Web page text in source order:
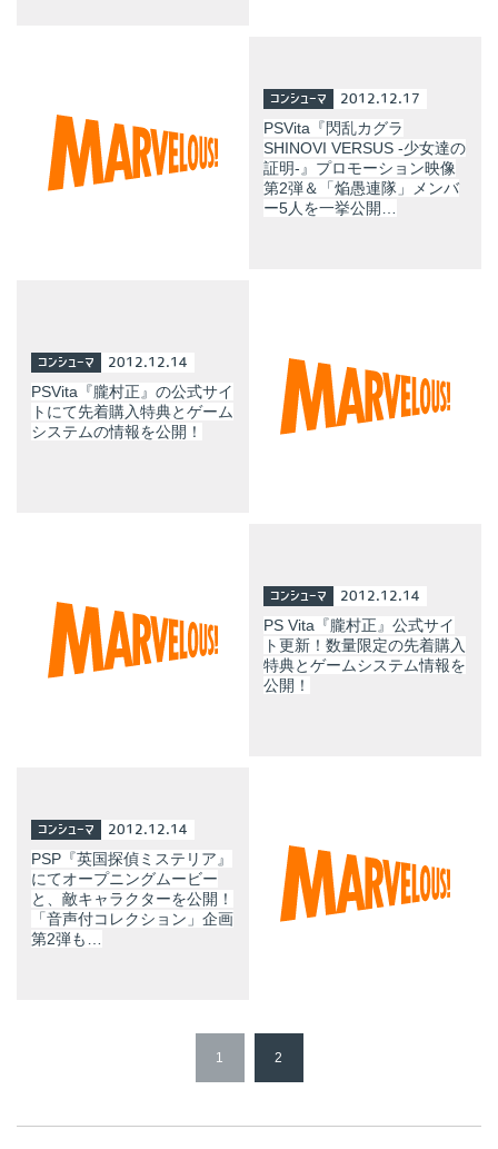
コンシューマ 2012.12.17
PSVita『閃乱カグラ
SHINOVI VERSUS -少女達の
証明-』プロモーション映像
第2弾＆「焔愚連隊」メンバ
ー5人を一挙公開…
コンシューマ 2012.12.14
PSVita『朧村正』の公式サイ
トにて先着購入特典とゲーム
システムの情報を公開！
コンシューマ 2012.12.14
PS Vita『朧村正』公式サイ
ト更新！数量限定の先着購入
特典とゲームシステム情報を
公開！
コンシューマ 2012.12.14
PSP『英国探偵ミステリア』
にてオープニングムービー
と、敵キャラクターを公開！
「音声付コレクション」企画
第2弾も…
1 2